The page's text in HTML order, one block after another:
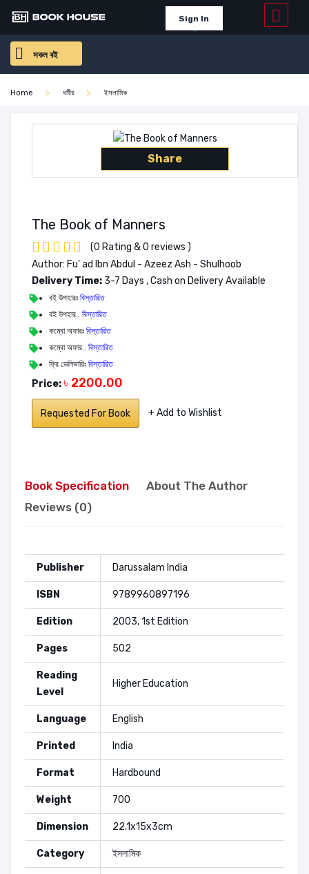
Sign In
সকল বই
Home ধর্মীয় ইসলামিক
Share
The Book of Manners
(0 Rating & 0 reviews )
Author: Fu' ad Ibn Abdul - Azeez Ash - Shulhoob
Delivery Time: 3-7 Days , Cash on Delivery Available
বই উপহারঃ বিস্তারিত
বই উপহার.. বিস্তারিত
কম্বো অফারঃ বিস্তারিত
কম্বো অফার.. বিস্তারিত
ফ্রি ডেলিভারিঃ বিস্তারিত
Price:৳ 2200.00
Requested For Book + Add to Wishlist
Book Specification
About The Author
Reviews (0)
Publisher Darussalam India
ISBN 9789960897196
Edition 2003, 1st Edition
Pages 502
Reading
Level
Higher Education
Language English
Printed India
Format Hardbound
Weight 700
Dimension 22.1x15x3cm
Category ইসলামিক